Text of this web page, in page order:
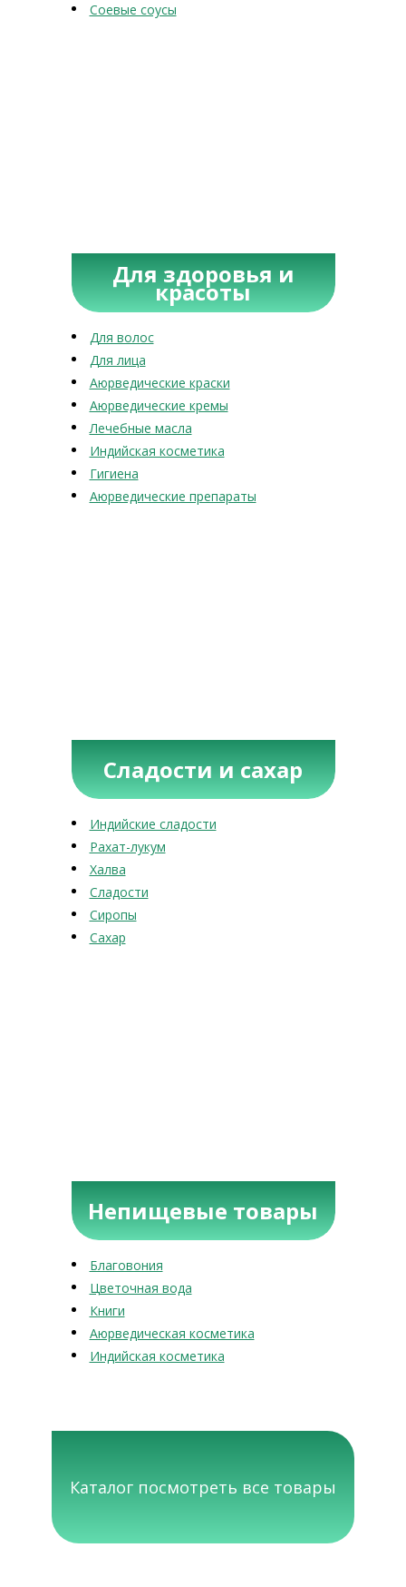
Соевые соусы
Для здоровья и
красоты
Для волос
Для лица
Аюрведические краски
Аюрведические кремы
Лечебные масла
Индийская косметика
Гигиена
Аюрведические препараты
Сладости и сахар
Индийские сладости
Рахат-лукум
Халва
Сладости
Сиропы
Сахар
Непищевые товары
Благовония
Цветочная вода
Книги
Аюрведическая косметика
Индийская косметика
Каталог посмотреть все товары